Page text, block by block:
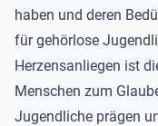
haben und deren
für gehörlose
Herzensanliegen ist
Menschen zum
Jugendliche prägen